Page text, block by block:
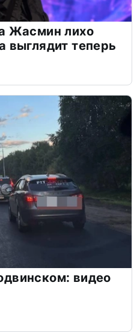
Жасмин лихо
выглядит теперь
видео